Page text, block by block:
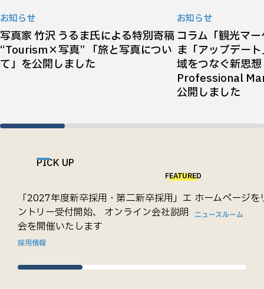
お知らせ
写真家 竹沢 うるま氏による特別寄稿
“Tourism×写真” 「旅と写真につい
て」を公開しました
お知らせ
コラム「観光マ
ま「アップデー
域をつなぐ新思
Professional
公開しました
PICK UP
FEATURED
「2027年度新卒採用・第二新卒採用」エ
ントリー受付開始、 オンライン会社説明
会を開催いたします
採用情報
ホームページ
ニュースルーム